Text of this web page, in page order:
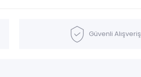
Güvenli Alışveriş